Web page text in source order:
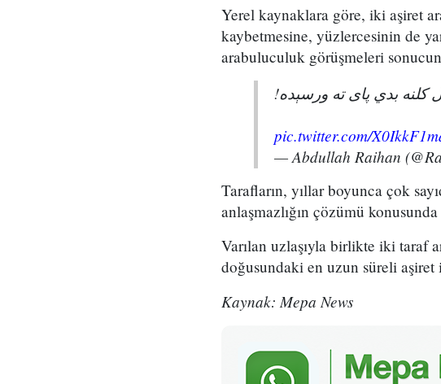
Yerel kaynaklara göre, iki aşiret
kaybetmesine, yüzlercesinin de
arabuluculuk görüşmeleri
کلنه بدي پای ته ورسېده!
pic.twitter.com/
— Abdullah Raihan
Tarafların, yıllar boyunca çok
anlaşmazlığın çözümü
Varılan uzlaşıyla birlikte iki taraf
doğusundaki en uzun süreli
Kaynak: Mepa News